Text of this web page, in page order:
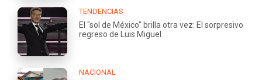
TENDENCIAS
El "sol de México" brilla otra vez: El sorpresivo
regreso de Luis Miguel
NACIONAL